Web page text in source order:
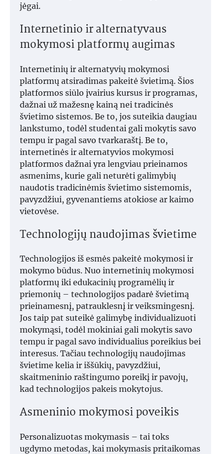
jėgai.
Internetinio ir alternatyvaus
mokymosi platformų augimas
Internetinių ir alternatyvių mokymosi
platformų atsiradimas pakeitė švietimą. Šios
platformos siūlo įvairius kursus ir programas,
dažnai už mažesnę kainą nei tradicinės
švietimo sistemos. Be to, jos suteikia daugiau
lankstumo, todėl studentai gali mokytis savo
tempu ir pagal savo tvarkaraštį. Be to,
internetinės ir alternatyvios mokymosi
platformos dažnai yra lengviau prieinamos
asmenims, kurie gali neturėti galimybių
naudotis tradicinėmis švietimo sistemomis,
pavyzdžiui, gyvenantiems atokiose ar kaimo
vietovėse.
Technologijų naudojimas švietime
Technologijos iš esmės pakeitė mokymosi ir
mokymo būdus. Nuo internetinių mokymosi
platformų iki edukacinių programėlių ir
priemonių – technologijos padarė švietimą
prieinamesnį, patrauklesnį ir veiksmingesnį.
Jos taip pat suteikė galimybę individualizuoti
mokymąsi, todėl mokiniai gali mokytis savo
tempu ir pagal savo individualius poreikius bei
interesus. Tačiau technologijų naudojimas
švietime kelia ir iššūkių, pavyzdžiui,
skaitmeninio raštingumo poreikį ir pavojų,
kad technologijos pakeis mokytojus.
Asmeninio mokymosi poveikis
Personalizuotas mokymasis – tai toks
ugdymo metodas, kai mokymasis pritaikomas